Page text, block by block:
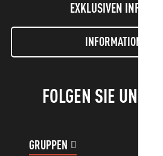
EXKLUSIVEN
INFORMATIONEN
FOLGEN SIE UNS!
GRUPPEN